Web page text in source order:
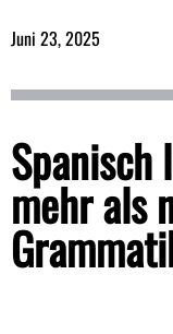
Juni 23, 2025
Spanisch
mehr als